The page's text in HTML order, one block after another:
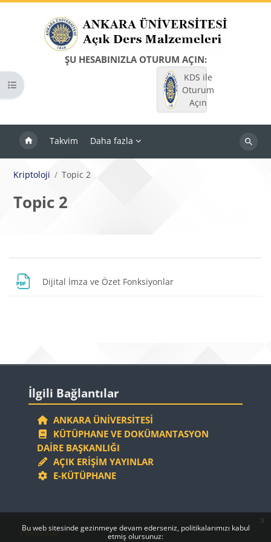
Bu web sitesinde gezinmeye devam ederseniz, politikalarımızı kabul
etmiş olursunuz:
x
ŞU HESABINIZLA OTURUM AÇIN:
KDS ile
Oturum
Açın
Takvim Daha fazla
Dersleri
Kurs dizinini aç
Kriptoloji Topic 2
Topic 2
Bloklar
Bölüm anahatları
Dijital İmza ve Özet Fonksiyonlar
Bloklar
İlgili Bağlantılar
ANKARA ÜNIVERSITESI
KÜTÜPHANE VE DOKÜMANTASYON
DAIRE BAŞKANLIĞI
AÇIK ERIŞIM YAYINLAR
E-KÜTÜPHANE
Bloklar
Bloklar
Politikalar